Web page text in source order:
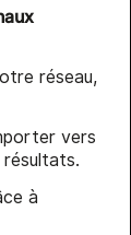
réseau,
vers
à